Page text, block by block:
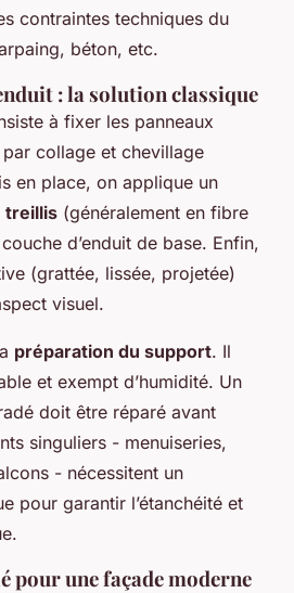
contraintes techniques du
béton, etc.
: la solution classique
à fixer les panneaux
par collage et chevillage
en place, on applique un
treillis (généralement en fibre
d’enduit de base. Enfin,
(grattée, lissée, projetée)
visuel.
préparation du support. Il
et exempt d’humidité. Un
doit être réparé avant
singuliers - menuiseries,
- nécessitent un
pour garantir l’étanchéité et
pour une façade moderne